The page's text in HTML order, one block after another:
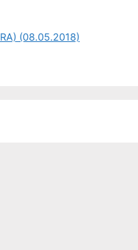
(08.05.2018)